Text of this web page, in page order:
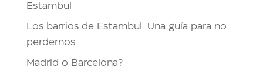
Estambul
Los barrios de Estambul. Una guía para no
perdernos
Madrid o Barcelona?